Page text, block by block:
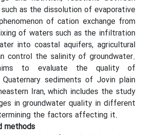
as the dissolution of evaporative
of cation exchange from
of waters such as the infiltration
into coastal aquifers, agricultural
control the salinity of groundwater.
to evaluate the quality of
sediments of Jovin plain
Iran, which includes the study
in groundwater quality in different
the factors affecting it.
methods